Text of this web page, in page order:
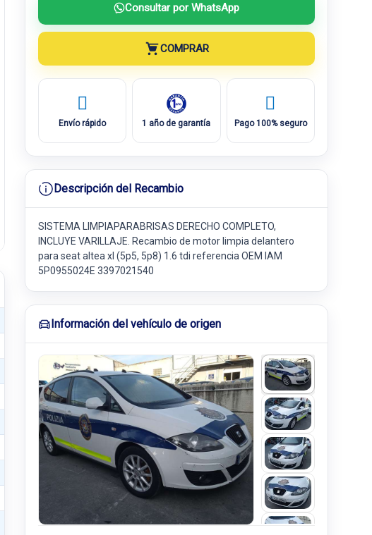
Consultar por WhatsApp
COMPRAR
Envío rápido 1 año de garantía Pago 100% seguro
Descripción del Recambio
SISTEMA LIMPIAPARABRISAS DERECHO COMPLETO,
INCLUYE VARILLAJE. Recambio de motor limpia delantero
para seat altea xl (5p5, 5p8) 1.6 tdi referencia OEM IAM
5P0955024E 3397021540
Información del vehículo de origen